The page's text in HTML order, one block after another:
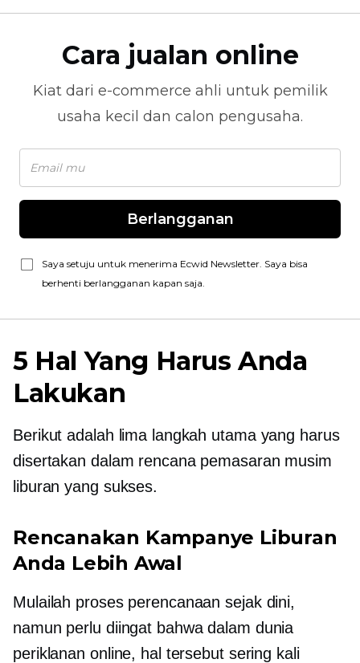
Cara jualan online
Kiat dari e-commerce ahli untuk pemilik
usaha kecil dan calon pengusaha.
Berlangganan
Saya setuju untuk menerima Ecwid Newsletter. Saya bisa
berhenti berlangganan kapan saja.
5 Hal Yang Harus Anda
Lakukan
Berikut adalah lima langkah utama yang harus
disertakan dalam rencana pemasaran musim
liburan yang sukses.
Rencanakan Kampanye Liburan
Anda Lebih Awal
Mulailah proses perencanaan sejak dini,
namun perlu diingat bahwa dalam dunia
periklanan online, hal tersebut sering kali